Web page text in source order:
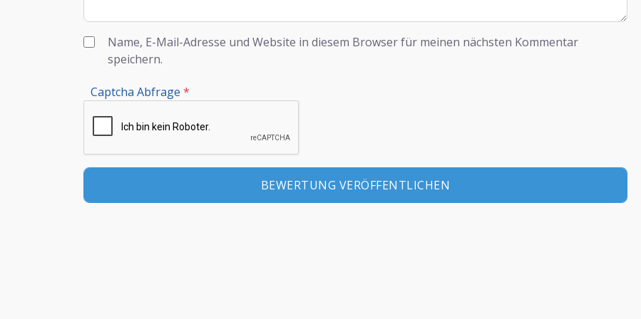
Name, E-Mail-Adresse und Website in diesem Browser für meinen nächsten Kommentar
speichern.
Captcha Abfrage *